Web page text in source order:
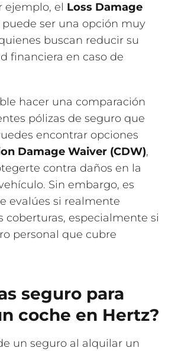
ejemplo, el Loss Damage
puede ser una opción muy
buscan reducir su
financiera en caso de
hacer una comparación
pólizas de seguro que
encontrar opciones
Damage Waiver (CDW),
contra daños en la
Sin embargo, es
evalúes si realmente
coberturas, especialmente si
personal que cubre
seguro para
coche en Hertz?
un seguro al alquilar un